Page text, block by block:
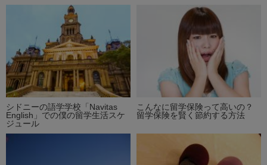
シドニーの語学学校「Navitas
English」での僕の留学生活スケ
ジュール
こんなに留学保険って高いの？
留学保険を賢く節約する方法